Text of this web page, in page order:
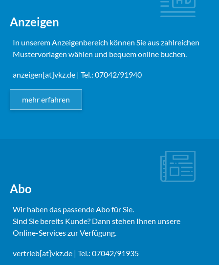
Anzeigen
In unserem Anzeigenbereich können Sie aus zahlreichen
Mustervorlagen wählen und bequem online buchen.
anzeigen[at]vkz.de | Tel.: 07042/91940
mehr erfahren
Abo
Wir haben das passende Abo für Sie.
Sind Sie bereits Kunde? Dann stehen Ihnen unsere
Online-Services zur Verfügung.
vertrieb[at]vkz.de | Tel.: 07042/91935